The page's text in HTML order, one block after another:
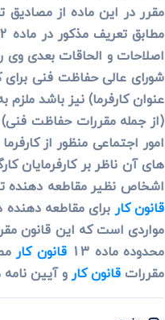
مقرر در این ماده از
مطابق تعریف مذکور در ماده 2
اصلاحات و الحاقات بعدی وی
شورای عالی حفاظت فنی برای
امور اجتماعی منظور از
اشخاص نظیر مقاطعه دهنده
قانون کاربرای مقاطعه دهنده
مواردی است که این قانون
محدوده ماده 13
قانون کار
مقرراتقانون کارو آیین نامه ها